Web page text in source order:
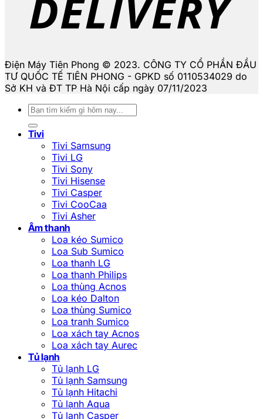
Điện Máy Tiên Phong © 2023. CÔNG TY CỔ PHẦN ĐẦU
TƯ QUỐC TẾ TIÊN PHONG - GPKD số 0110534029 do
Sở KH và ĐT TP Hà Nội cấp ngày 07/11/2023
Tìm
kiếm:
Tivi
Tivi Samsung
Tivi LG
Tivi Sony
Tivi Hisense
Tivi Casper
Tivi CooCaa
Tivi Asher
Âm thanh
Loa kéo Sumico
Loa Sub Sumico
Loa thanh LG
Loa thanh Philips
Loa thùng Acnos
Loa kéo Dalton
Loa thùng Sumico
Loa tranh Sumico
Loa xách tay Acnos
Loa xách tay Aurec
Tủ lạnh
Tủ lạnh LG
Tủ lạnh Samsung
Tủ lạnh Hitachi
Tủ lạnh Aqua
Tủ lạnh Casper